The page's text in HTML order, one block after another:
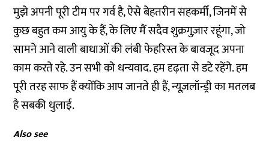
मुझे अपनी पूरी टीम पर गर्व है, ऐसे बेहतरीन सहकर्मी, जिनमें से
कुछ बहुत कम आयु के हैं, के लिए मैं सदैव शुक्रगुज़ार रहूंगा, जो
सामने आने वाली बाधाओं की लंबी फेहरिस्त के बावजूद अपना
काम करते रहे. उन सभी को धन्यवाद. हम दृढ़ता से डटे रहेंगे. हम
पूरी तरह साफ हैं क्योंकि आप जानते ही हैं, न्यूज़लॉन्ड्री का मतलब
है सबकी धुलाई.
Also see